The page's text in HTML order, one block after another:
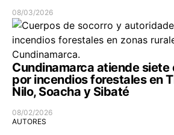
08/03/2026
Cundinamarca atiende siete
por incendios forestales en
Nilo, Soacha y Sibaté
08/02/2026
AUTORES